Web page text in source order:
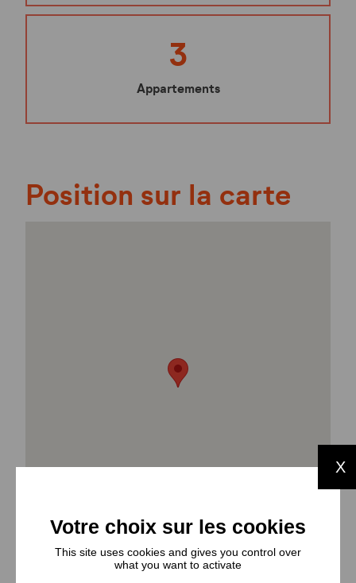
3
Appartements
Position sur la carte
X
This site uses cookies and gives you control over
what you want to activate